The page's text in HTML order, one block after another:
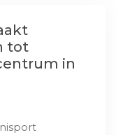
tot
in